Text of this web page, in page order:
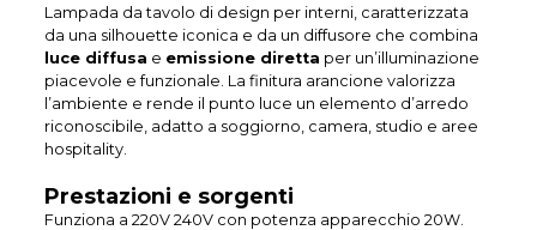
Lampada da tavolo di design per interni, caratterizzata
da una silhouette iconica e da un diffusore che combina
luce diffusa e emissione diretta per un’illuminazione
piacevole e funzionale. La finitura arancione valorizza
l’ambiente e rende il punto luce un elemento d’arredo
riconoscibile, adatto a soggiorno, camera, studio e aree
hospitality.
Prestazioni e sorgenti
Funziona a 220V 240V con potenza apparecchio 20W.